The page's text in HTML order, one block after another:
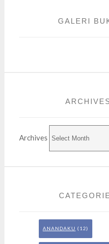
GALERI
Archives
ANANDAKU (12)